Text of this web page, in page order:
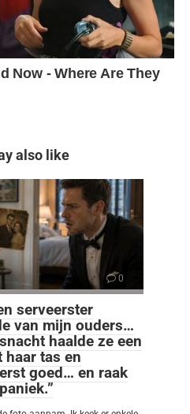
also like
0
serveerster
van mijn ouders…
haalde ze een
haar tas en
goed… en raak